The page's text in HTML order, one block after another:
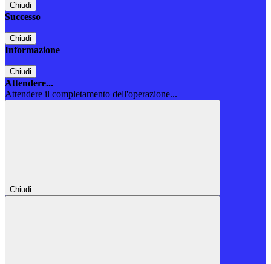
Chiudi
Successo
Chiudi
Informazione
Chiudi
Attendere...
Attendere il completamento dell'operazione...
Chiudi